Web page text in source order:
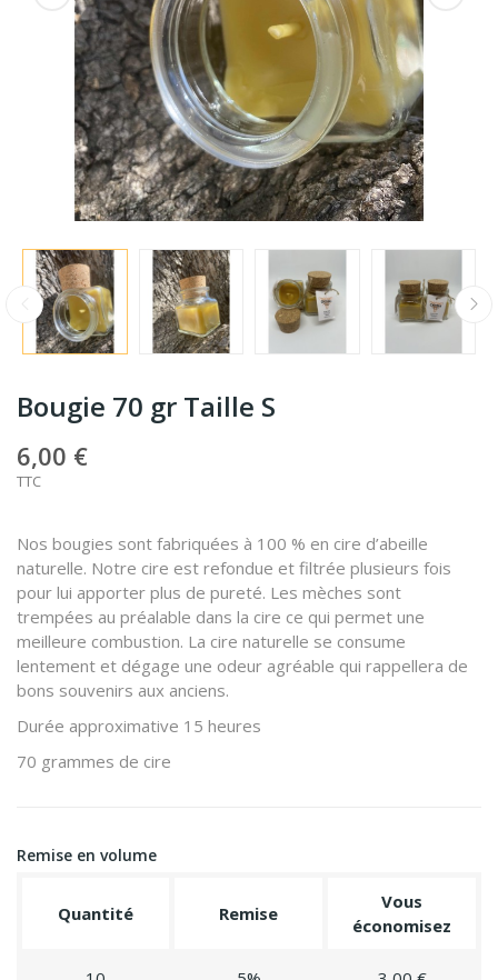
Bougie 70 gr Taille S
6,00 €
TTC
Nos bougies sont fabriquées à 100 % en cire d’abeille
naturelle. Notre cire est refondue et filtrée plusieurs fois
pour lui apporter plus de pureté. Les mèches sont
trempées au préalable dans la cire ce qui permet une
meilleure combustion. La cire naturelle se consume
lentement et dégage une odeur agréable qui rappellera de
bons souvenirs aux anciens.
Durée approximative 15 heures
70 grammes de cire
Remise en volume
Quantité Remise
Vous
économisez